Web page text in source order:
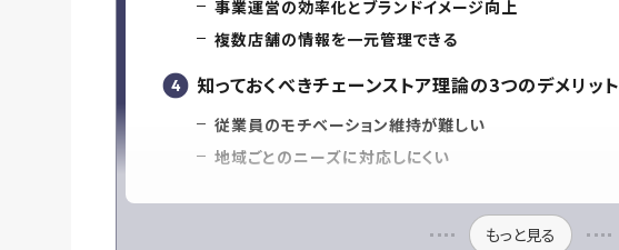
事業運営の効率化とブランドイメージ向上
複数店舗の情報を一元管理できる
知っておくべきチェーンストア理論の3つのデメリット
従業員のモチベーション維持が難しい
地域ごとのニーズに対応しにくい
もっと見る